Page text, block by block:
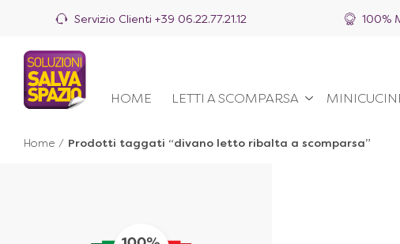
Servizio Clienti +39 06.22.77.21.12 100%
HOME LETTI A SCOMPARSA
Home / Prodotti taggati “divano letto ribalta a scomparsa”